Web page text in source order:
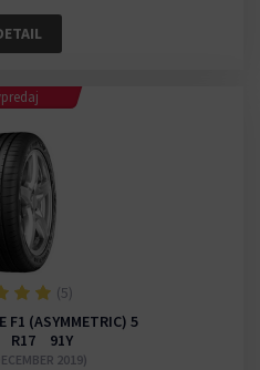
(5)
F1 (ASYMMETRIC) 5
R17 91Y
2019)